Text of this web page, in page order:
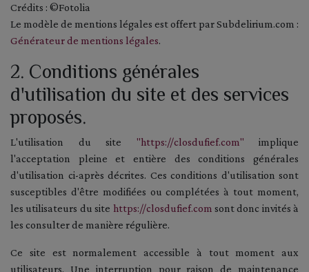
Crédits : ©Fotolia
Le modèle de mentions légales est offert par Subdelirium.com :
Générateur de mentions légales.
2. Conditions générales
d'utilisation du site et des services
proposés.
L'utilisation du site "https://closdufief.com" implique
l'acceptation pleine et entière des conditions générales
d'utilisation ci-après décrites. Ces conditions d'utilisation sont
susceptibles d'être modifiées ou complétées à tout moment,
les utilisateurs du site https://closdufief.com sont donc invités à
les consulter de manière régulière.
Ce site est normalement accessible à tout moment aux
utilisateurs. Une interruption pour raison de maintenance